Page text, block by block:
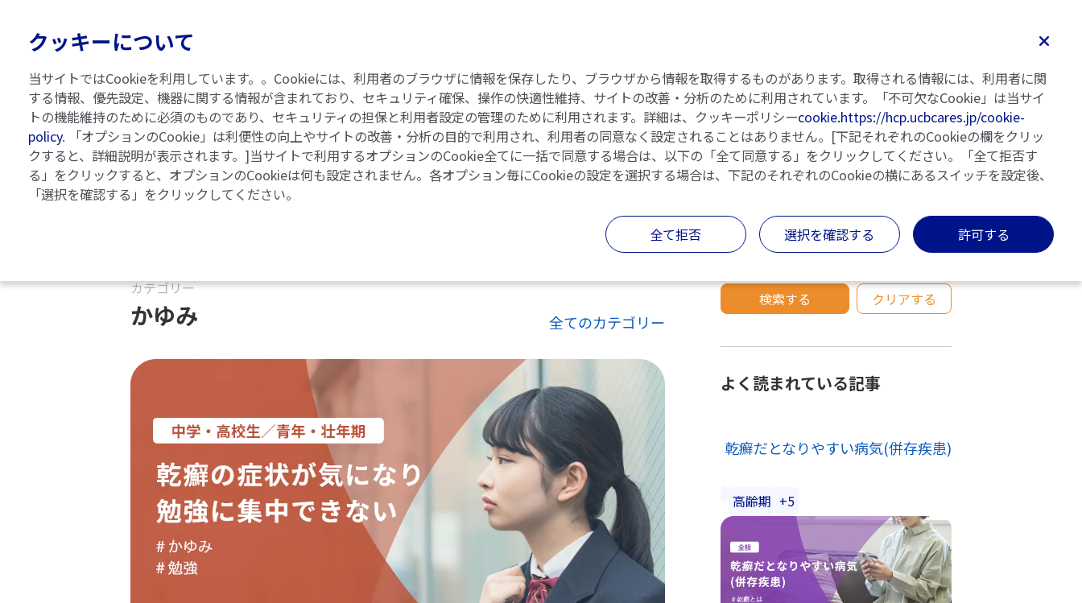
乾癬ガイドブック 記事一覧
カテゴリー
かゆみ 全てのカテゴリー
カテゴリー
×
検索する クリアする
よく読まれている記事
乾癬だとなりやすい病気(併存疾患)
高齢期 +5
クッキーについて
当サイトではCookieを利用しています。。Cookieには、利用者のブラウザに情報を保存したり、ブラウザから情報を取得するものがあります。取得される情報には、利用者に関
する情報、優先設定、機器に関する情報が含まれており、セキュリティ確保、操作の快適性維持、サイトの改善・分析のために利用されています。「不可欠なCookie」は当サイ
トの機能維持のために必須のものであり、セキュリティの担保と利用者設定の管理のために利用されます。詳細は、クッキーポリシーcookie.https://hcp.ucbcares.jp/cookie-
policy. 「オプションのCookie」は利便性の向上やサイトの改善・分析の目的で利用され、利用者の同意なく設定されることはありません。[下記それぞれのCookieの欄をクリッ
クすると、詳細説明が表示されます。]当サイトで利用するオプションのCookie全てに一括で同意する場合は、以下の「全て同意する」をクリックしてください。「全て拒否す
る」をクリックすると、オプションのCookieは何も設定されません。各オプション毎にCookieの設定を選択する場合は、下記のそれぞれのCookieの横にあるスイッチを設定後、
「選択を確認する」をクリックしてください。
全て拒否 選択を確認する 許可する